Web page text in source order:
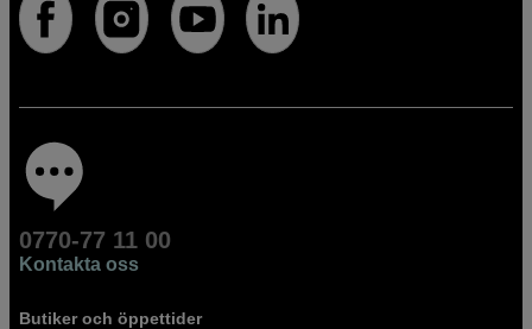
0770-77 11 00
Kontakta oss
Butiker och öppettider